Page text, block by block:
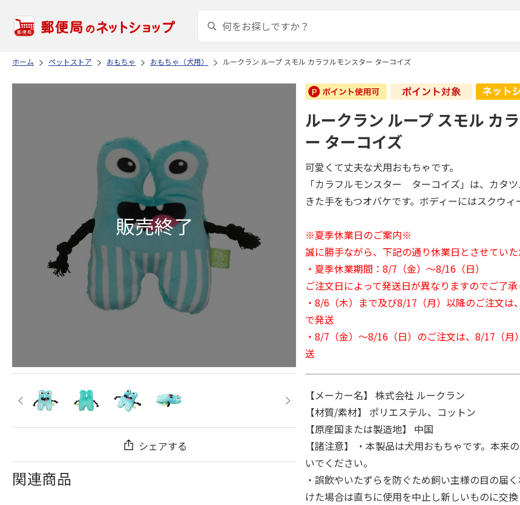
ホーム ペットストア おもちゃ おもちゃ（犬用） ルークラン ループ スモル カラフルモンスター ターコイズ
シェアする
関連商品
ルークラン ループ スモル カ
ー ターコイズ
可愛くて丈夫な犬用おもちゃです。
「カラフルモンスター ターコイズ」は、カタ
きた手をもつオバケです。ボディーにはスクウィ
※夏季休業日のご案内※
誠に勝手ながら、下記の通り休業日とさせていた
・夏季休業期間：8/7（金）～8/16（日）
ご注文日によって発送日が異なりますのでご了承
・8/6（木）まで及び8/17（月）以降のご注文は
で発送
・8/7（金）～8/16（日）のご注文は、8/17（月
送
【メーカー名】 株式会社 ルークラン
【材質/素材】 ポリエステル、コットン
【原産国または製造地】 中国
【諸注意】 ・本製品は犬用おもちゃです。本来
いでください。
・誤飲やいたずらを防ぐため飼い主様の目の届
けた場合は直ちに使用を中止し新しいものに交換